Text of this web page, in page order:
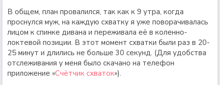
В общем, план провалился, так как к 9 утра, когда
проснулся муж, на каждую схватку я уже поворачивалась
лицом к спинке дивана и переживала её в коленно-
локтевой позиции. В этот момент схватки были раз в 20-
25 минут и длились не больше 30 секунд. (Для удобства
отслеживания у меня было скачано на телефон
приложение «Счётчик схваток»).